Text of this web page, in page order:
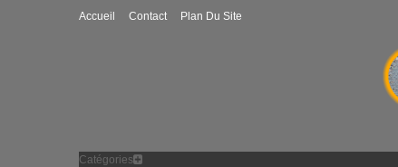
Accueil Contact Plan Du Site
Catégories